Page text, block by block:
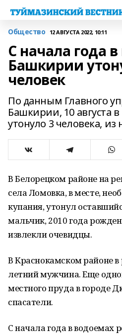
Общество 12 АВГУСТА 2022, 10:11
С начала года
Башкирии
человек
По данным Главного
Башкирии, 10 августа
утонуло 3 человека,
В Белорецком районе на
села Ломовка, в месте,
купания, утонул
мальчик, 2010 года
извлекли очевидцы.
В Краснокамском районе
летний мужчина. Еще
местного пруда в городе
спасатели.
С начала года в водоемах